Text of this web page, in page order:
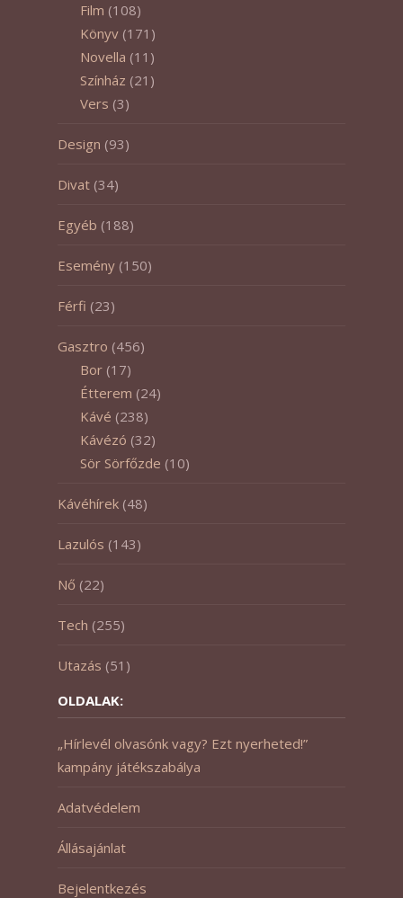
Film (108)
Könyv (171)
Novella (11)
Színház (21)
Vers (3)
Design (93)
Divat (34)
Egyéb (188)
Esemény (150)
Férfi (23)
Gasztro (456)
Bor (17)
Étterem (24)
Kávé (238)
Kávézó (32)
Sör Sörfőzde (10)
Kávéhírek (48)
Lazulós (143)
Nő (22)
Tech (255)
Utazás (51)
OLDALAK:
„Hírlevél olvasónk vagy? Ezt nyerheted!”
kampány játékszabálya
Adatvédelem
Állásajánlat
Bejelentkezés